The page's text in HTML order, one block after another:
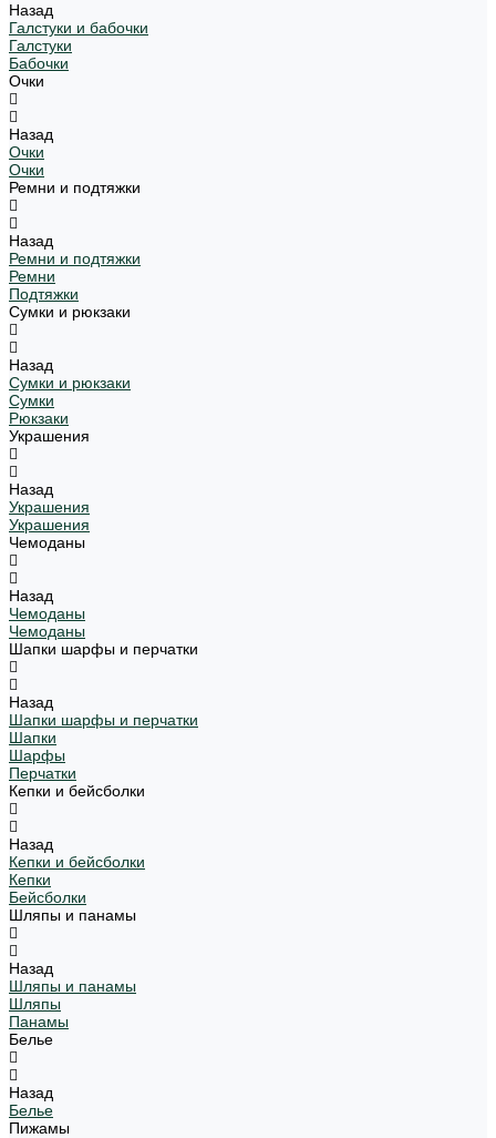
Назад
Галстуки и бабочки
Галстуки
Бабочки
Очки
Назад
Очки
Очки
Ремни и подтяжки
Назад
Ремни и подтяжки
Ремни
Подтяжки
Сумки и рюкзаки
Назад
Сумки и рюкзаки
Сумки
Рюкзаки
Украшения
Назад
Украшения
Украшения
Чемоданы
Назад
Чемоданы
Чемоданы
Шапки шарфы и перчатки
Назад
Шапки шарфы и перчатки
Шапки
Шарфы
Перчатки
Кепки и бейсболки
Назад
Кепки и бейсболки
Кепки
Бейсболки
Шляпы и панамы
Назад
Шляпы и панамы
Шляпы
Панамы
Белье
Назад
Белье
Пижамы